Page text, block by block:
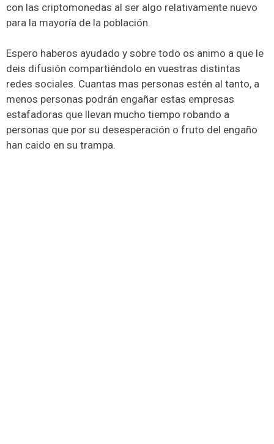
con las criptomonedas al ser algo relativamente nuevo
para la mayoría de la población.
Espero haberos ayudado y sobre todo os animo a que le
deis difusión compartiéndolo en vuestras distintas
redes sociales. Cuantas mas personas estén al tanto, a
menos personas podrán engañar estas empresas
estafadoras que llevan mucho tiempo robando a
personas que por su desesperación o fruto del engaño
han caido en su trampa.